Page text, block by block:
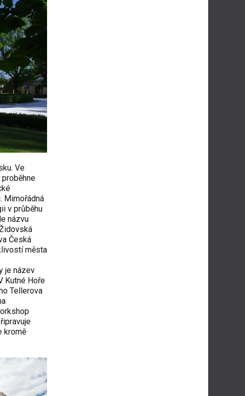
Ve
Mimořádná
v průběhu
názvu
Česká
města
je název
Kutné Hoře
Tellerova
kromě